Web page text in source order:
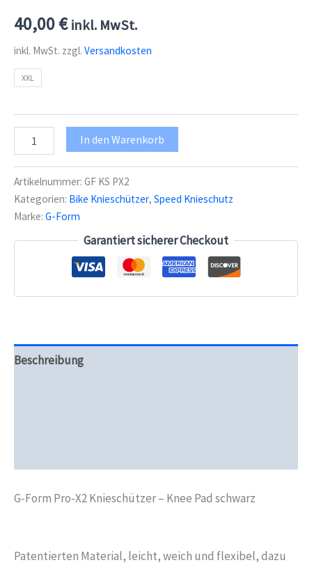
40,00€ inkl. MwSt.
inkl. MwSt. zzgl. Versandkosten
XXL
Form
X2
Knieschützer
-
Knee
schwarz
In den Warenkorb
Artikelnummer: GF KS PX2
Kategorien: Bike Knieschützer, Speed Knieschutz
Marke: G-Form
Garantiert sicherer Checkout
Beschreibung
G-Form Pro-X2 Knieschützer – Knee Pad schwarz
Patentierten Material, leicht, weich und flexibel,dazu